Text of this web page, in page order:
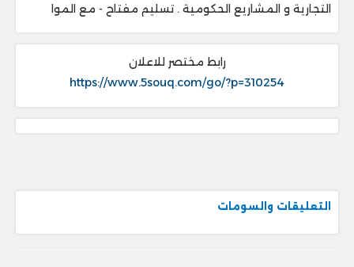
التجارية و المشاريع الحكومية . ‎تسليم مفتاح - مع الموا
رابط مختصر للاعلان
https://www.5souq.com/go/?p=310254
التعليقات والسومات